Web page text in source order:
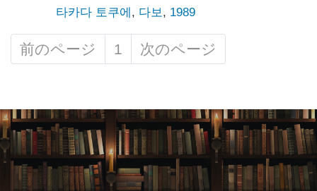
타카다 토쿠에 , 다보, 1989
前のページ 1 次のページ